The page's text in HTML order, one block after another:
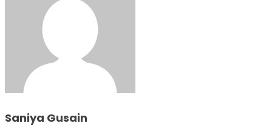
Saniya Gusain